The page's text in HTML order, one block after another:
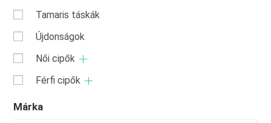
Tamaris táskák
Újdonságok
Női cipők
Férfi cipők
Márka